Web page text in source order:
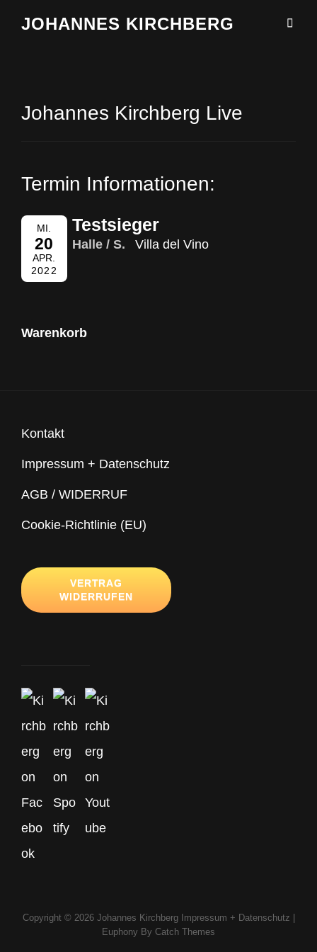
JOHANNES KIRCHBERG
Johannes Kirchberg Live
Termin Informationen:
MI.
20
APR.
2022
Testsieger
Halle / S. Villa del Vino
Warenkorb
Kontakt
Impressum + Datenschutz
AGB / WIDERRUF
Cookie-Richtlinie (EU)
VERTRAG
WIDERRUFEN
Copyright © 2026 Johannes Kirchberg Impressum + Datenschutz
Euphony By Catch Themes